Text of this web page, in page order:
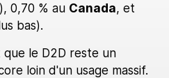
0,70 % au Canada, et
bas).
le D2D reste un
loin d'un usage massif.